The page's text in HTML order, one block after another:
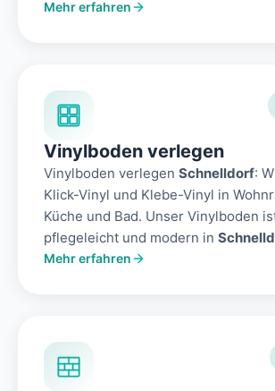
Mehr erfahren
Vinylboden verlegen
Vinylboden verlegen Schnelldorf:
Klick-Vinyl und Klebe-Vinyl in
Küche und Bad. Unser Vinylboden
pflegeleicht und modern in
Mehr erfahren